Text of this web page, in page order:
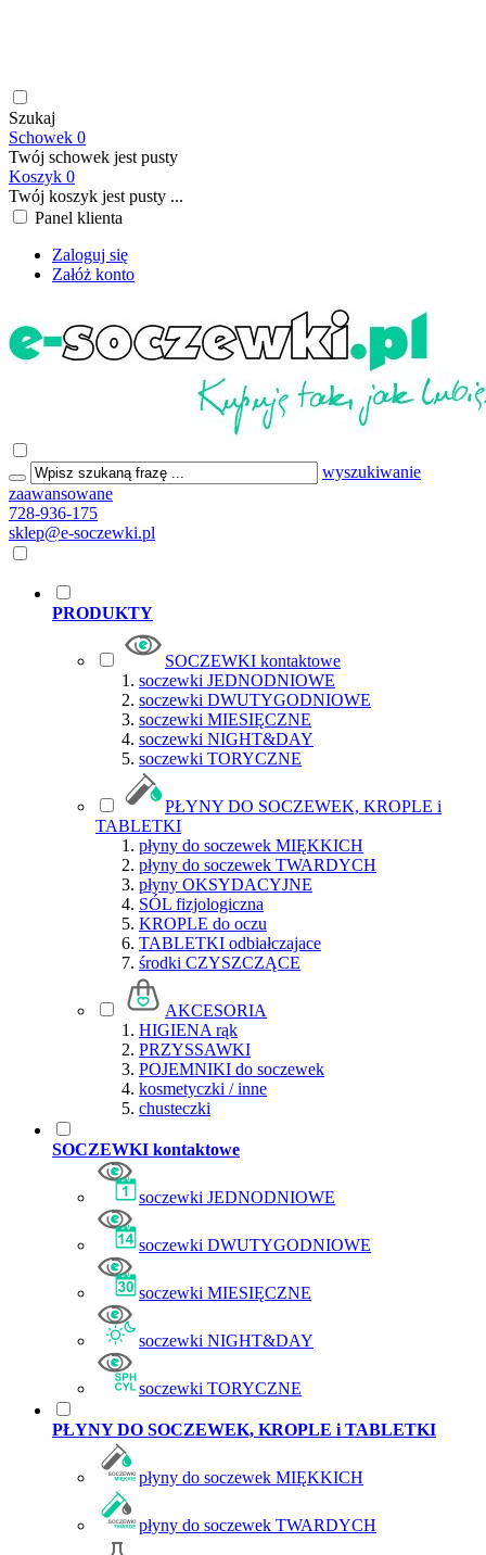
Szukaj
Schowek 0
Twój schowek jest pusty
Koszyk 0
Twój koszyk jest pusty ...
Panel klienta
Zaloguj się
Załóż konto
wyszukiwanie
zaawansowane
728-936-175
sklep@e-soczewki.pl
PRODUKTY
SOCZEWKI kontaktowe
soczewki JEDNODNIOWE
soczewki DWUTYGODNIOWE
soczewki MIESIĘCZNE
soczewki NIGHT&DAY
soczewki TORYCZNE
PŁYNY DO SOCZEWEK, KROPLE i
TABLETKI
płyny do soczewek MIĘKKICH
płyny do soczewek TWARDYCH
płyny OKSYDACYJNE
SÓL fizjologiczna
KROPLE do oczu
TABLETKI odbiałczajace
środki CZYSZCZĄCE
AKCESORIA
HIGIENA rąk
PRZYSSAWKI
POJEMNIKI do soczewek
kosmetyczki / inne
chusteczki
SOCZEWKI kontaktowe
soczewki JEDNODNIOWE
soczewki DWUTYGODNIOWE
soczewki MIESIĘCZNE
soczewki NIGHT&DAY
soczewki TORYCZNE
PŁYNY DO SOCZEWEK, KROPLE i TABLETKI
płyny do soczewek MIĘKKICH
płyny do soczewek TWARDYCH